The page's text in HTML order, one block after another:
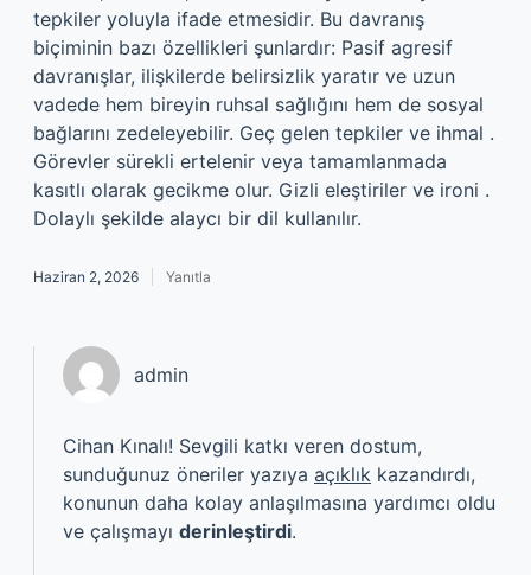
tepkiler yoluyla ifade etmesidir. Bu davranış
biçiminin bazı özellikleri şunlardır: Pasif agresif
davranışlar, ilişkilerde belirsizlik yaratır ve uzun
vadede hem bireyin ruhsal sağlığını hem de sosyal
bağlarını zedeleyebilir. Geç gelen tepkiler ve ihmal .
Görevler sürekli ertelenir veya tamamlanmada
kasıtlı olarak gecikme olur. Gizli eleştiriler ve ironi .
Dolaylı şekilde alaycı bir dil kullanılır.
Haziran 2, 2026 Yanıtla
admin
Cihan Kınalı! Sevgili katkı veren dostum,
sunduğunuz öneriler yazıya açıklık kazandırdı,
konunun daha kolay anlaşılmasına yardımcı oldu
ve çalışmayı derinleştirdi.